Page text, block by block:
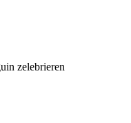
zelebrieren